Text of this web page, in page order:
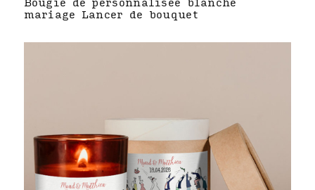
Bougie de personnalisée blanche
mariage Lancer de bouquet